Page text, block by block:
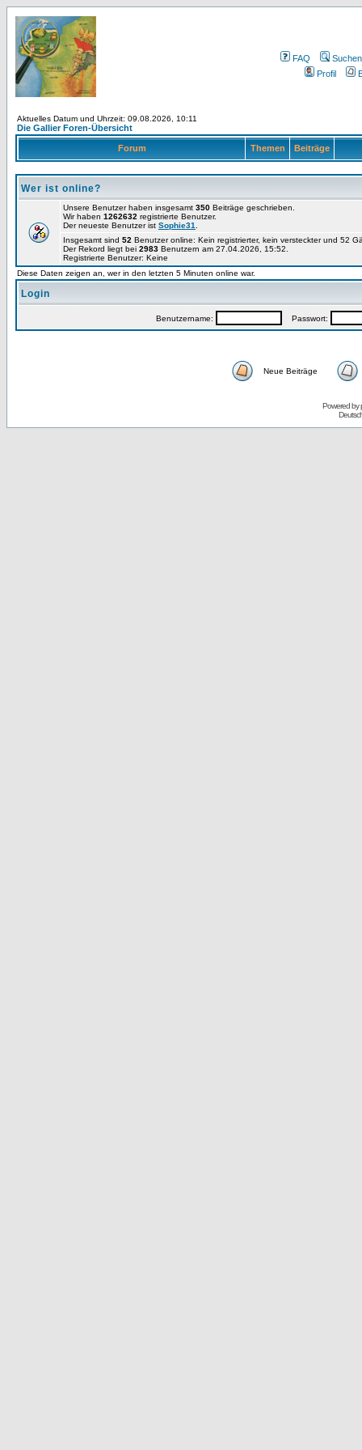
FAQ
Suchen
Profil
Aktuelles Datum und Uhrzeit: 09.08.2026, 10:11
Die Gallier Foren-Übersicht
Forum Themen Beiträge
Wer ist online?
Unsere Benutzer haben insgesamt 350 Beiträge geschrieben.
Wir haben 1262632 registrierte Benutzer.
Der neueste Benutzer ist Sophie31
Insgesamt sind 52 Benutzer online: Kein registrierter, kein versteckter und 52
Der Rekord liegt bei 2983 Benutzern am 27.04.2026, 15:52.
Registrierte Benutzer: Keine
Diese Daten zeigen an, wer in den letzten 5 Minuten online war.
Login
Benutzername: Passwort:
Neue Beiträge
Powered by